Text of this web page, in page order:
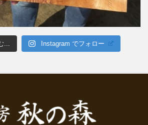
... Instagram でフォロー